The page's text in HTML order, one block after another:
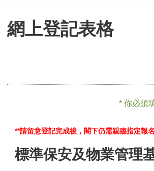
網上登記表格
* 你必須
**請留意登記完成後，閣下仍需親臨指定報
標準保安及物業管理